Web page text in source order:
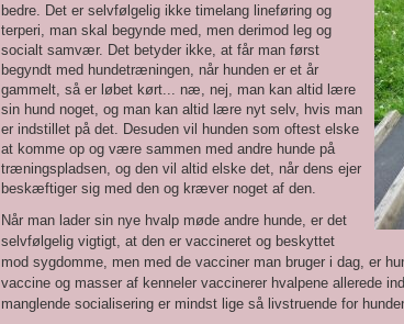
bedre. Det er selvfølgelig ikke timelang lineføring og
terperi, man skal begynde med, men derimod leg og
socialt samvær. Det betyder ikke, at får man først
begyndt med hundetræningen, når hunden er et år
gammelt, så er løbet kørt... næ, nej, man kan altid lære
sin hund noget, og man kan altid lære nyt selv, hvis man
er indstillet på det. Desuden vil hunden som oftest elske
at komme op og være sammen med andre hunde på
træningspladsen, og den vil altid elske det, når dens ejer
beskæftiger sig med den og kræver noget af den.
Når man lader sin nye hvalp møde andre hunde, er det
selvfølgelig vigtigt, at den er vaccineret og beskyttet
mod sygdomme, men med de vacciner man bruger i dag, er
vaccine og masser af kenneler vaccinerer hvalpene allerede
manglende socialisering er mindst lige så livstruende for